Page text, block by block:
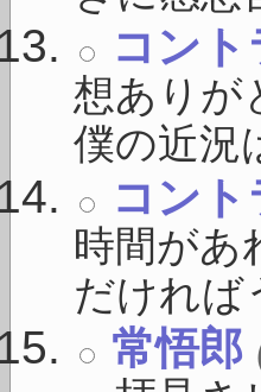
コント
想ありが
僕の近況
コント
時間があ
だければ
常悟郎